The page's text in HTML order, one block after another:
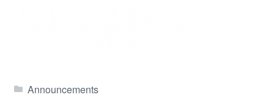
Announcements